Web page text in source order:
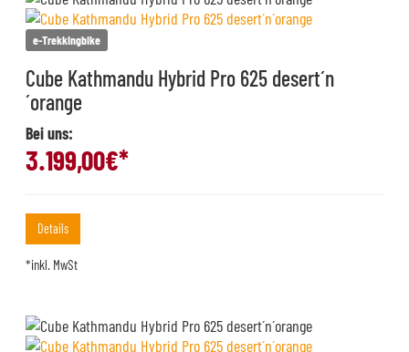
e-Trekkingbike
Cube Kathmandu Hybrid Pro 625 desert´n
´orange
Bei uns:
3.199,00€*
Details
*inkl. MwSt